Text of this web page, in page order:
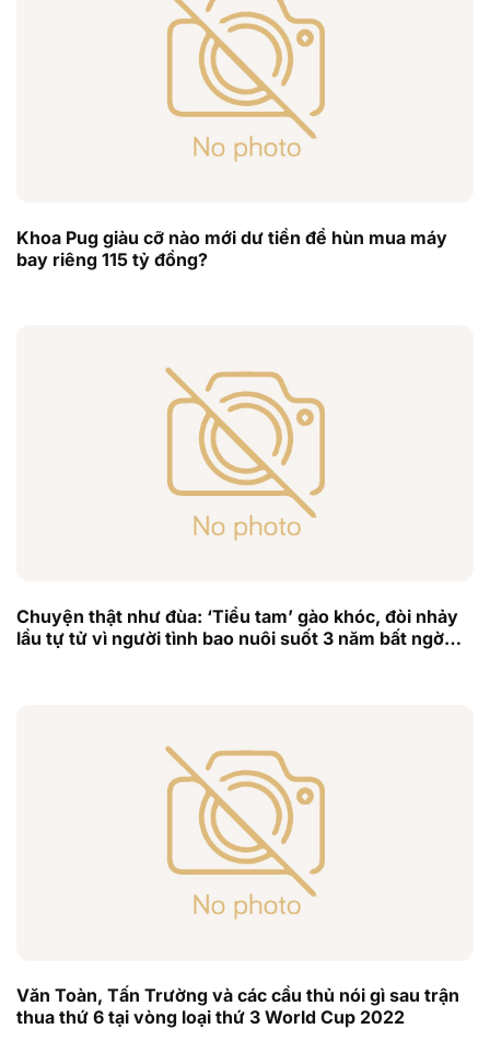
Khoa Pug giàu cỡ nào mới dư tiền để hùn mua máy
bay riêng 115 tỷ đồng?
Chuyện thật như đùa: ‘Tiểu tam’ gào khóc, đòi nhảy
lầu tự tử vì người tình bao nuôi suốt 3 năm bất ngờ
Văn Toàn, Tấn Trường và các cầu thủ nói gì sau trận
thua thứ 6 tại vòng loại thứ 3 World Cup 2022